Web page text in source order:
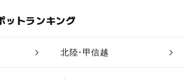
ットランキング
北陸･甲信越